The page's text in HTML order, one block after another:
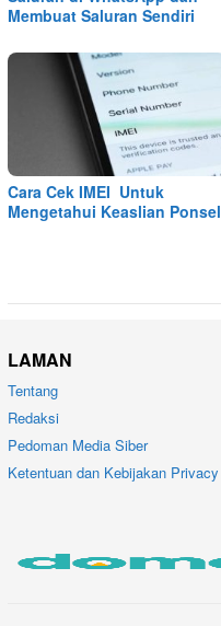
Membuat Saluran Sendiri
Cara Cek IMEI Untuk
Mengetahui Keaslian Ponsel
LAMAN
Tentang
Redaksi
Pedoman Media Siber
Ketentuan dan Kebijakan Privacy